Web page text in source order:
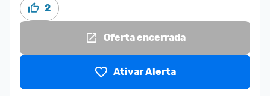
2
Oferta encerrada
Ativar Alerta